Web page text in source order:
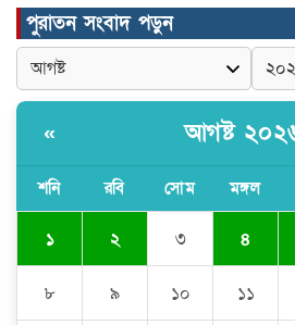
মুন্সীগঞ্জের
গাঁজা গাছের
ঘণ্টার পর ঘণ্টা
বিশ্বনাথে
এসোসিয়েশন’র
পুরাতন সংবাদ পড়ুন
« আগষ্ট
শনি রবি সোম মঙ্গল
১ ২ ৩ ৪
৮ ৯ ১০ ১১